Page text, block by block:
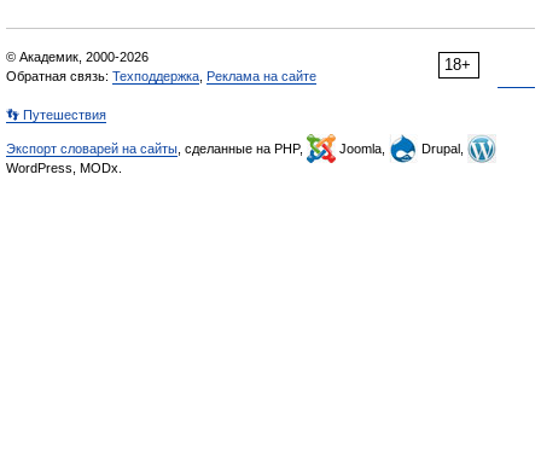
18+
© Академик, 2000-2026
Обратная связь: Техподдержка Реклама на сайте
👣 Путешествия
Экспорт словарей на сайты , сделанные на PHP, Joomla,
Drupal,
WordPress, MODx.